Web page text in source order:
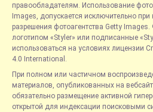
правообладателям. Использование
Images, допускается исключительно
разрешения фотоагентства Getty
логотипом «Styler» или подписанные
использоваться на условиях лицензии
4.0 International.
При полном или частичном
материалов, опубликованных на
обязательно размещение активной
открытой для индексации поисковыми